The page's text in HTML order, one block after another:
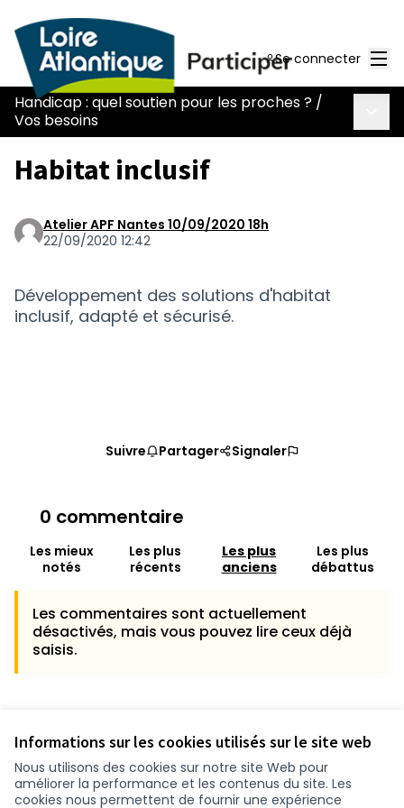
Informations sur les cookies utilisés sur le site web
Nous utilisons des cookies sur notre site Web pour
améliorer la performance et les contenus du site. Les
cookies nous permettent de fournir une expérience
Se connecter
Handicap : quel soutien pour les proches ? /
Vos besoins
Habitat inclusif
Atelier APF Nantes 10/09/2020 18h
22/09/2020 12:42
Développement des solutions d'habitat
inclusif, adapté et sécurisé.
Suivre Partager Signaler
0 commentaire
Les mieux
notés
Les plus
récents
Les plus
anciens
Les plus
débattus
Les commentaires sont actuellement
désactivés, mais vous pouvez lire ceux déjà
saisis.
Vérifiez l'empreinte numérique
Conditions d'utilisation
Paramètres des cookies